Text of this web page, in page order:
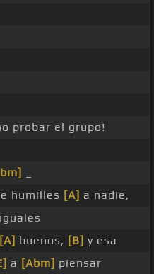
probar el grupo!
humilles [A] a nadie,
[A] buenos, [B] y esa
a [Abm] piensar